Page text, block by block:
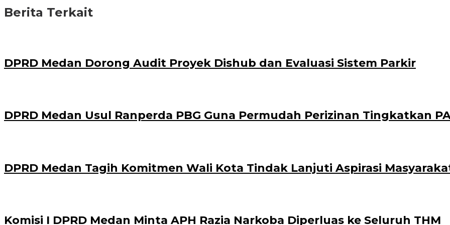
Berita Terkait
DPRD Medan Dorong Audit Proyek Dishub dan Evaluasi Sistem Parkir
DPRD Medan Usul Ranperda PBG Guna Permudah Perizinan Tingkatkan
DPRD Medan Tagih Komitmen Wali Kota Tindak Lanjuti Aspirasi
Komisi I DPRD Medan Minta APH Razia Narkoba Diperluas ke Seluruh THM